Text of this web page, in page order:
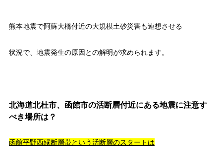
熊本地震で阿蘇大橋付近の大規模土砂災害も連想させる
状況で、地震発生の原因との解明が求められます。
北海道北杜市、函館市の活断層付近にある地震に注意す
べき場所は？
函館平野西縁断層帯という活断層のスタートは